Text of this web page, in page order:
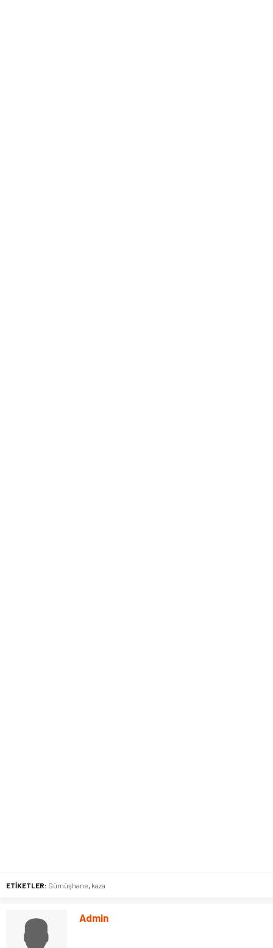
ETİKETLER: Gümüşhane, kaza
Admin